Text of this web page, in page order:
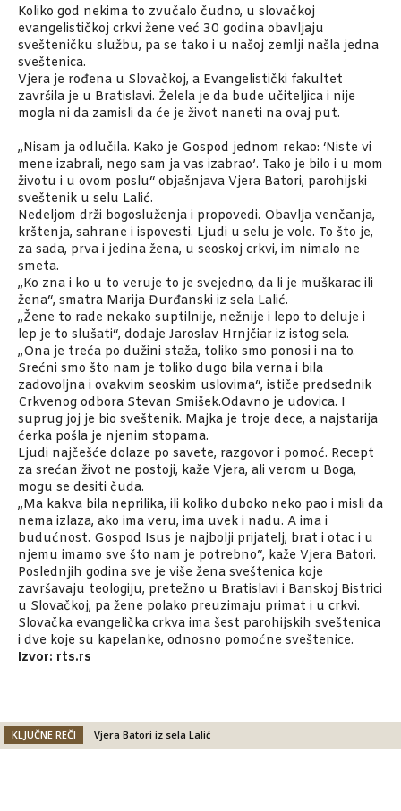
Koliko god nekima to zvučalo čudno, u slovačkoj
evangelističkoj crkvi žene već 30 godina obavljaju
svešteničku službu, pa se tako i u našoj zemlji našla jedna
sveštenica.
Vjera je rođena u Slovačkoj, a Evangelistički fakultet
završila je u Bratislavi. Želela je da bude učiteljica i nije
mogla ni da zamisli da će je život naneti na ovaj put.
„Nisam ja odlučila. Kako je Gospod jednom rekao: ‘Niste vi
mene izabrali, nego sam ja vas izabrao’. Tako je bilo i u mom
životu i u ovom poslu“ objašnjava Vjera Batori, parohijski
sveštenik u selu Lalić.
Nedeljom drži bogosluženja i propovedi. Obavlja venčanja,
krštenja, sahrane i ispovesti. Ljudi u selu je vole. To što je,
za sada, prva i jedina žena, u seoskoj crkvi, im nimalo ne
smeta.
„Ko zna i ko u to veruje to je svejedno, da li je muškarac ili
žena“, smatra Marija Đurđanski iz sela Lalić.
„Žene to rade nekako suptilnije, nežnije i lepo to deluje i
lep je to slušati“, dodaje Jaroslav Hrnjčiar iz istog sela.
„Ona je treća po dužini staža, toliko smo ponosi i na to.
Srećni smo što nam je toliko dugo bila verna i bila
zadovoljna i ovakvim seoskim uslovima“, ističe predsednik
Crkvenog odbora Stevan Smišek.Odavno je udovica. I
suprug joj je bio sveštenik. Majka je troje dece, a najstarija
ćerka pošla je njenim stopama.
Ljudi najčešće dolaze po savete, razgovor i pomoć. Recept
za srećan život ne postoji, kaže Vjera, ali verom u Boga,
mogu se desiti čuda.
„Ma kakva bila neprilika, ili koliko duboko neko pao i misli da
nema izlaza, ako ima veru, ima uvek i nadu. A ima i
budućnost. Gospod Isus je najbolji prijatelj, brat i otac i u
njemu imamo sve što nam je potrebno“, kaže Vjera Batori.
Poslednjih godina sve je više žena sveštenica koje
završavaju teologiju, pretežno u Bratislavi i Banskoj Bistrici
u Slovačkoj, pa žene polako preuzimaju primat i u crkvi.
Slovačka evangelička crkva ima šest parohijskih sveštenica
i dve koje su kapelanke, odnosno pomoćne sveštenice.
Izvor: rts.rs
KLJUČNE REČI Vjera Batori iz sela Lalić